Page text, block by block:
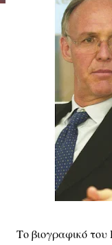
Το βιογραφικό